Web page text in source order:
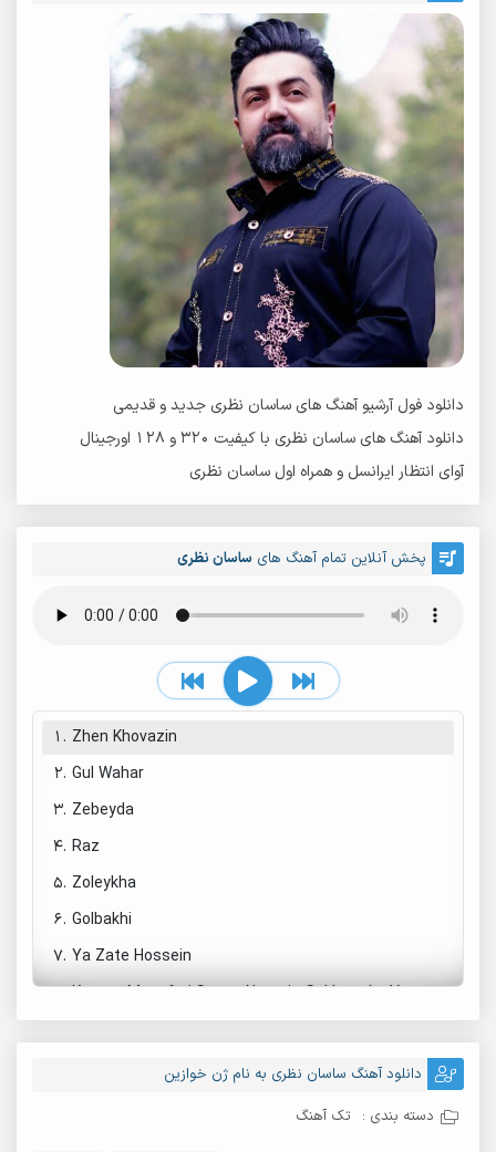
دانلود فول آرشیو آهنگ های ساسان نظری جدید و قدیمی
دانلود آهنگ های ساسان نظری با کیفیت 320 و 128 اورجینال
آوای انتظار ایرانسل و همراه اول ساسان نظری
پخش آنلاین تمام آهنگ های ساسان نظری
1. Zhen Khovazin
2. Gul Wahar
3. Zebeyda
4. Raz
5. Zoleykha
6. Golbakhi
7. Ya Zate Hossein
8. Keyvan Mozafari Sasan Nazari - Sokhma La Var
Sasan Nazari - Sioro Sama
دانلود آهنگ ساسان نظری به نام ژن خوازین
دسته بندی : تک آهنگ